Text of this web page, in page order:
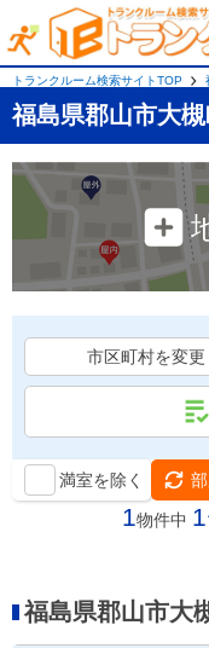
トランクルーム検索サイトTOP
福島県郡山市大
市区町村を変更
満室を除く
1物件中
福島県郡山市大